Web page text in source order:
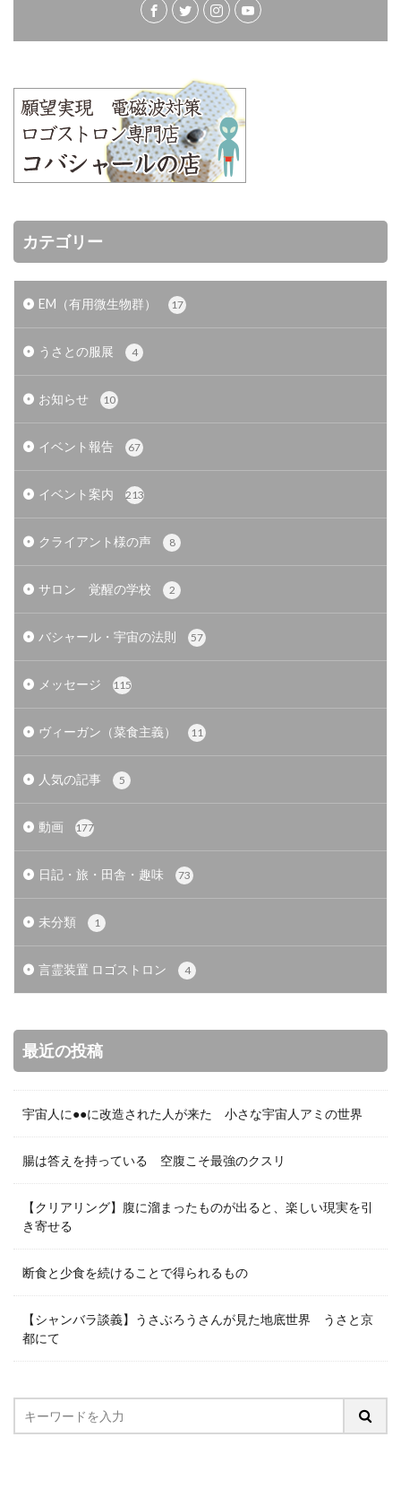
カテゴリー
EM（有用微生物群） 17
うさとの服展 4
お知らせ 10
イベント報告 67
イベント案内 213
クライアント様の声 8
サロン 覚醒の学校 2
バシャール・宇宙の法則 57
メッセージ 115
ヴィーガン（菜食主義） 11
人気の記事 5
動画 177
日記・旅・田舎・趣味 73
未分類 1
言霊装置 ロゴストロン 4
最近の投稿
宇宙人に●●に改造された人が来た 小さな宇宙人アミの世界
腸は答えを持っている 空腹こそ最強のクスリ
【クリアリング】腹に溜まったものが出ると、楽しい現実を引
き寄せる
断食と少食を続けることで得られるもの
【シャンバラ談義】うさぶろうさんが見た地底世界 うさと京
都にて